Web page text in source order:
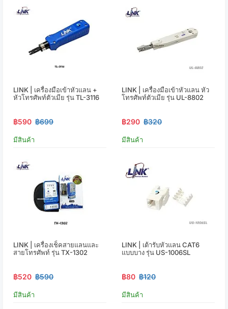
LINK | เครื่องมือเข้าหัวแลน +
หัวโทรศัพท์ตัวเมีย รุ่น TL-3116
฿590 ฿699
มีสินค้า
LINK | เครื่องมือเข้าหัวแลน หัว
โทรศัพท์ตัวเมีย รุ่น UL-8802
฿290 ฿320
มีสินค้า
LINK | เครื่องเช็คสายแลนและ
สายโทรศัพท์ รุ่น TX-1302
฿520 ฿590
มีสินค้า
LINK | เต้ารับหัวแลน CAT6
แบบบาง รุ่น US-1006SL
฿80 ฿120
มีสินค้า